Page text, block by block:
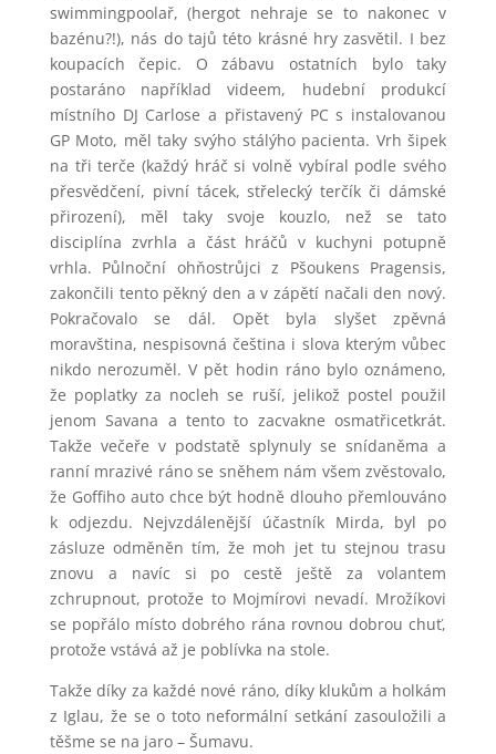
swimmingpoolař, (hergot nehraje se to nakonec v
bazénu?!), nás do tajů této krásné hry zasvětil. I bez
koupacích čepic. O zábavu ostatních bylo taky
postaráno například videem, hudební produkcí
místního DJ Carlose a přistavený PC s instalovanou
GP Moto, měl taky svýho stálýho pacienta. Vrh šipek
na tři terče (každý hráč si volně vybíral podle svého
přesvědčení, pivní tácek, střelecký terčík či dámské
přirození), měl taky svoje kouzlo, než se tato
disciplína zvrhla a část hráčů v kuchyni potupně
vrhla. Půlnoční ohňostrůjci z Pšoukens Pragensis,
zakončili tento pěkný den a v zápětí načali den nový.
Pokračovalo se dál. Opět byla slyšet zpěvná
moravština, nespisovná čeština i slova kterým vůbec
nikdo nerozuměl. V pět hodin ráno bylo oznámeno,
že poplatky za nocleh se ruší, jelikož postel použil
jenom Savana a tento to zacvakne osmatřicetkrát.
Takže večeře v podstatě splynuly se snídaněma a
ranní mrazivé ráno se sněhem nám všem zvěstovalo,
že Goffiho auto chce být hodně dlouho přemlouváno
k odjezdu. Nejvzdálenější účastník Mirda, byl po
zásluze odměněn tím, že moh jet tu stejnou trasu
znovu a navíc si po cestě ještě za volantem
zchrupnout, protože to Mojmírovi nevadí. Mrožíkovi
se popřálo místo dobrého rána rovnou dobrou chuť,
protože vstává až je poblívka na stole.
Takže díky za každé nové ráno, díky klukům a holkám
z Iglau, že se o toto neformální setkání zasouložili a
těšme se na jaro – Šumavu.